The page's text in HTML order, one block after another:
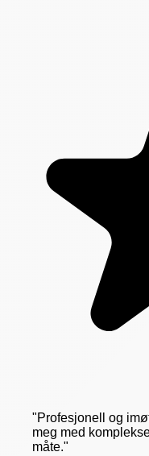
"Profesjonell og
meg med
måte."